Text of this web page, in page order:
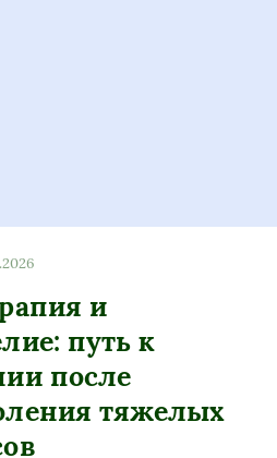
и
путь к
после
тяжелых